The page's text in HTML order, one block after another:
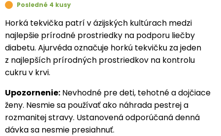
Posledné 4 kusy
Horká tekvička patrí v ázijských kultúrach medzi
najlepšie prírodné prostriedky na podporu liečby
diabetu. Ajurvéda označuje horkú tekvičku za jeden
z najlepších prírodných prostriedkov na kontrolu
cukru v krvi.
Upozornenie: Nevhodné pre deti, tehotné a dojčiace
ženy. Nesmie sa používať ako náhrada pestrej a
rozmanitej stravy. Ustanovená odporúčaná denná
dávka sa nesmie presiahnuť.